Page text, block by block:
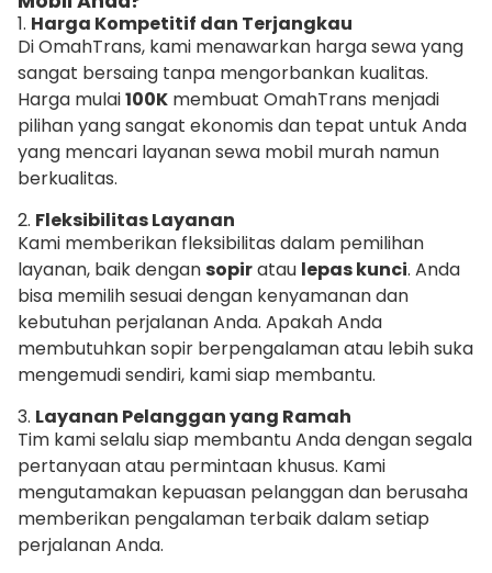
1. Harga Kompetitif dan Terjangkau
Di OmahTrans, kami menawarkan harga sewa yang
sangat bersaing tanpa mengorbankan kualitas.
Harga mulai100K membuat OmahTrans menjadi
pilihan yang sangat ekonomis dan tepat untuk Anda
yang mencari layanan sewa mobil murah namun
berkualitas.
2. Fleksibilitas Layanan
Kami memberikan fleksibilitas dalam pemilihan
layanan, baik dengansopiratau lepas kunci. Anda
bisa memilih sesuai dengan kenyamanan dan
kebutuhan perjalanan Anda. Apakah Anda
membutuhkan sopir berpengalaman atau lebih suka
mengemudi sendiri, kami siap membantu.
3. Layanan Pelanggan yang Ramah
Tim kami selalu siap membantu Anda dengan segala
pertanyaan atau permintaan khusus. Kami
mengutamakan kepuasan pelanggan dan berusaha
memberikan pengalaman terbaik dalam setiap
perjalanan Anda.